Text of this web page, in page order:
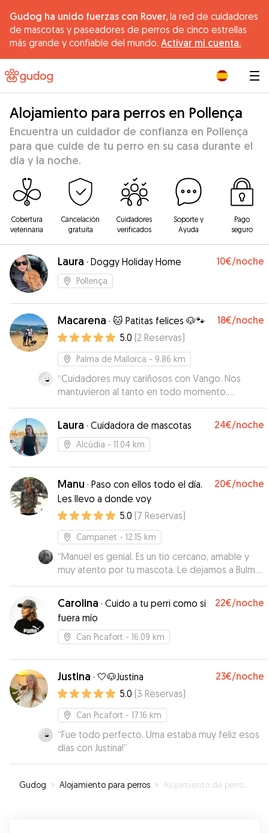
Gudog ha unido fuerzas con Rover, la red de cuidadores
de mascotas y paseadores de perros de cinco estrellas
más grande y confiable del mundo. Activar mi cuenta.
Alojamiento para perros en Pollença
Encuentra un cuidador de confianza en Pollença
para que cuide de tu perro en su casa durante el
día y la noche.
Cobertura
veterinaria
Cancelación
gratuita
Cuidadores
verificados
Soporte y
Ayuda
Pago
seguro
Laura · Doggy Holiday Home 10€/noche
Pollença
Macarena · 🐱 Patitas felices 🐶🐾 18€/noche
5.0 (2 Reservas)
Palma de Mallorca - 9.86 km
“Cuidadores muy cariñosos con Vango. Nos
mantuvieron al tanto en todo momento.
Repetiremos!”
Laura · Cuidadora de mascotas 24€/noche
Alcúdia - 11.04 km
Manu · Paso con ellos todo el día.
Les llevo a donde voy
20€/noche
5.0 (7 Reservas)
Campanet - 12.15 km
“Manuel es genial. Es un tio cercano, amable y
muy atento por tu mascota. Le dejamos a Bulma
una semana y consiguió que nuestra perrita, que
a veces es un poco nerviosa y reacia con otros
perros, estuviera muy agusto estando con varios
perretes que no conocía de nada. Nos mantuvo
informados en todo momento, mandándonos
como de los paseos. Se le nota el cariño que
tiene a los perretes y la buena mano que tiene
para que se sientan a gusto. ¡Volveremos a
repetir sin lugar a dudas, un crack! ✨😀
Carolina · Cuido a tu perri como si
fuera mío
22€/noche
Can Picafort - 16.09 km
Justina · 🤍🐶Justina 23€/noche
5.0 (3 Reservas)
Can Picafort - 17.16 km
“Fue todo perfecto. Uma estaba muy feliz esos
dias con Justina!”
Gudog » Alojamiento para perros » Alojamiento de perros en Pollença